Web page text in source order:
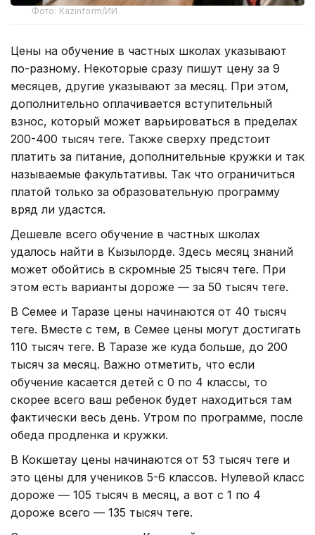
Фото: Kazinform/ИИ
Цены на обучение в частных школах указывают
по-разному. Некоторые сразу пишут цену за 9
месяцев, другие указывают за месяц. При этом,
дополнительно оплачивается вступительный
взнос, который может варьироваться в пределах
200-400 тысяч теңге. Также сверху предстоит
платить за питание, дополнительные кружки и так
называемые факультативы. Так что ограничиться
платой только за образовательную программу
вряд ли удастся.
Дешевле всего обучение в частных школах
удалось найти в Кызылорде. Здесь месяц знаний
может обойтись в скромные 25 тысяч теңге. При
этом есть варианты дороже — за 50 тысяч теңге.
В Семее и Таразе цены начинаются от 40 тысяч
теңге. Вместе с тем, в Семее цены могут достигать
110 тысяч теңге. В Таразе же куда больше, до 200
тысяч за месяц. Важно отметить, что если
обучение касается детей с 0 по 4 классы, то
скорее всего ваш ребенок будет находиться там
фактически весь день. Утром по программе, после
обеда продленка и кружки.
В Кокшетау цены начинаются от 53 тысяч теңге и
это цены для учеников 5-6 классов. Нулевой класс
дороже — 105 тысяч в месяц, а вот с 1 по 4
дороже всего — 135 тысяч теңге.